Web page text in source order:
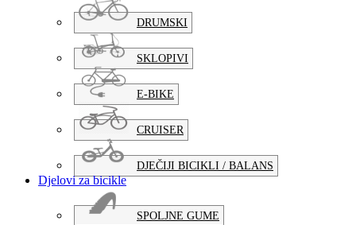
DRUMSKI
SKLOPIVI
E-BIKE
CRUISER
DJEČIJI BICIKLI / BALANS
Djelovi za bicikle
SPOLJNE GUME